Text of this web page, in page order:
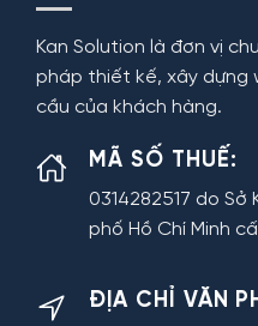
Kan Solution là đơn vị
pháp thiết kế, xây
cầu của khách hàng.
MÃ SỐ THUẾ:
0314282517 do
phố Hồ Chí Minh
ĐỊA CHỈ VĂN